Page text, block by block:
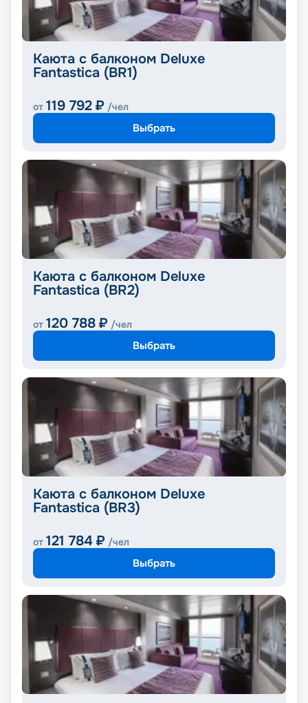
Каюта с балконом Deluxe
Fantastica (BR1)
от 119 792 ₽ /чел
Выбрать
Каюта с балконом Deluxe
Fantastica (BR2)
от 120 788 ₽ /чел
Выбрать
Каюта с балконом Deluxe
Fantastica (BR3)
от 121 784 ₽ /чел
Выбрать